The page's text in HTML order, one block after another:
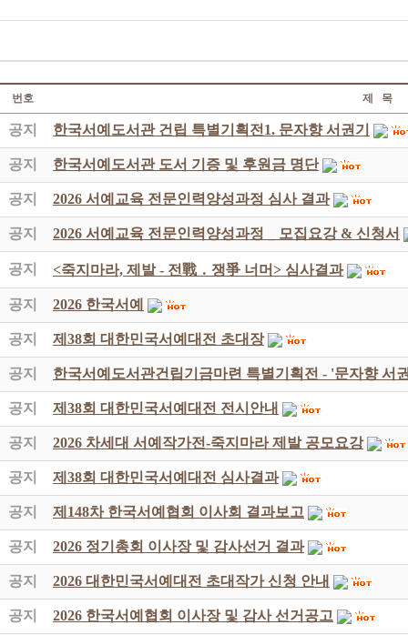
번호 제 목
공지 한국서예도서관 건립 특별기획전1. 문자향 서권기
공지 한국서예도서관 도서 기증 및 후원금 명단
공지 2026 서예교육 전문인력양성과정 심사 결과
공지 2026 서예교육 전문인력양성과정 _ 모집요강 & 신청서
공지 <죽지마라, 제발 - 전戰 ․ 쟁爭 너머> 심사결과
공지 2026 한국서예
공지 제38회 대한민국서예대전 초대장
공지 한국서예도서관건립기금마련 특별기획전 - '문자향 서
공지 제38회 대한민국서예대전 전시안내
공지 2026 차세대 서예작가전-죽지마라 제발 공모요강
공지 제38회 대한민국서예대전 심사결과
공지 제148차 한국서예협회 이사회 결과보고
공지 2026 정기총회 이사장 및 감사선거 결과
공지 2026 대한민국서예대전 초대작가 신청 안내
공지 2026 한국서예협회 이사장 및 감사 선거공고